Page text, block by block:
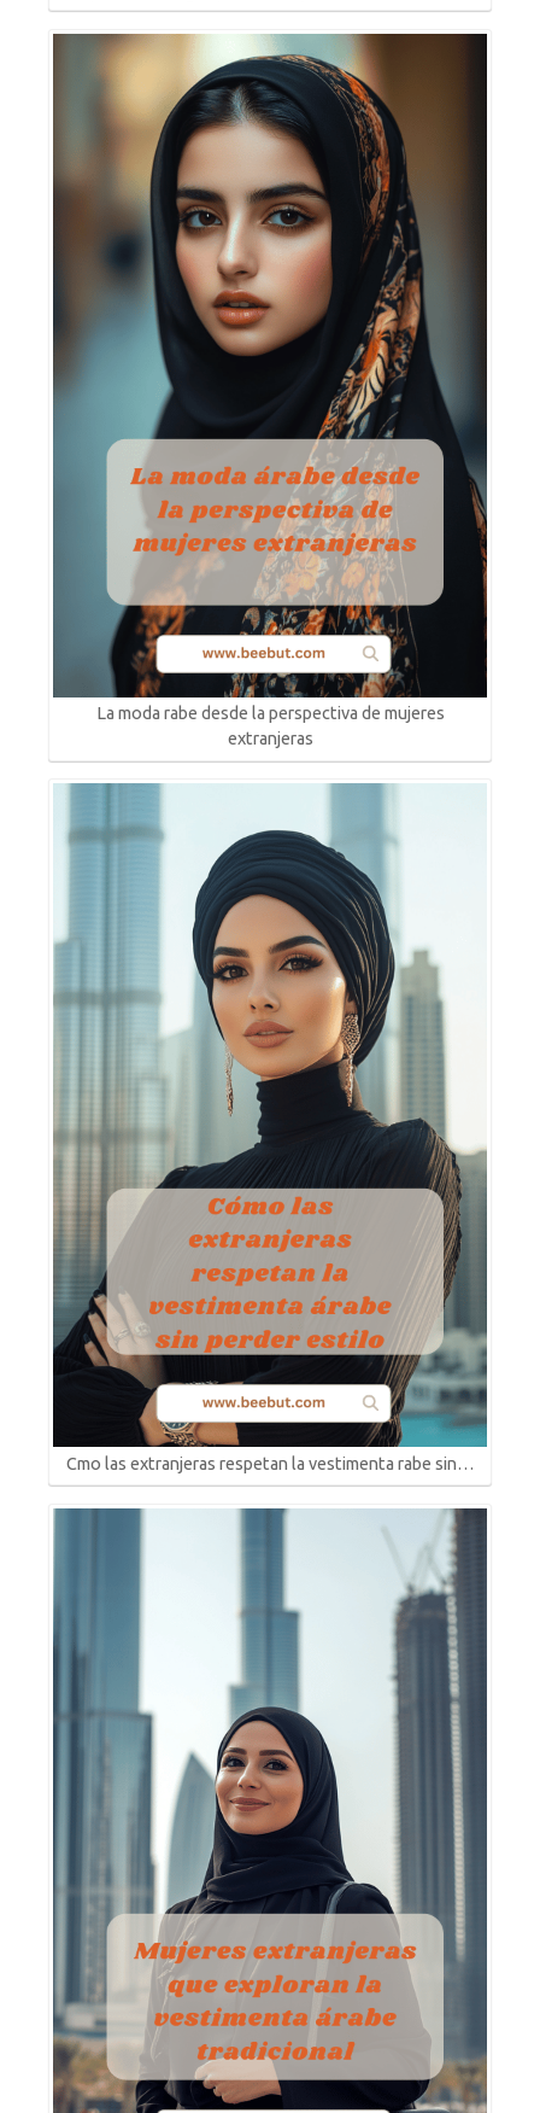
La moda rabe desde la perspectiva de mujeres
extranjeras
Cmo las extranjeras respetan la vestimenta rabe sin…